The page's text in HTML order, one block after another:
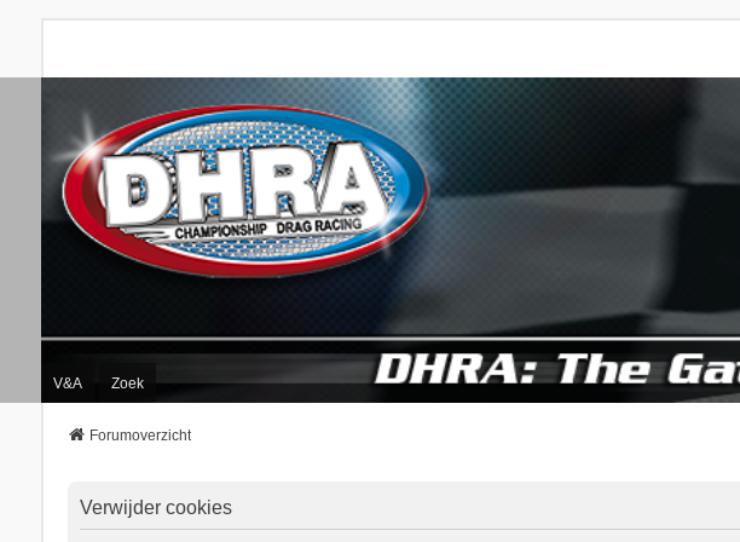
V&A Zoek
Forumoverzicht
Verwijder cookies